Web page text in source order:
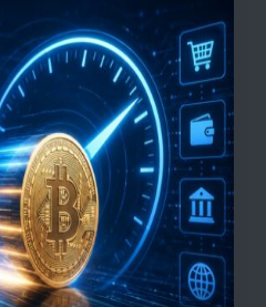
آخرین وضعیت بازار
۱۴۰۵ | بیت‌کوین این مرز
تازه‌ترین رسوایی ارز
بحران بدهی شرکت‌ها و خطر